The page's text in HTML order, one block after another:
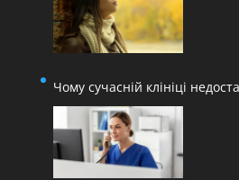
Чому сучасній клініці
запису